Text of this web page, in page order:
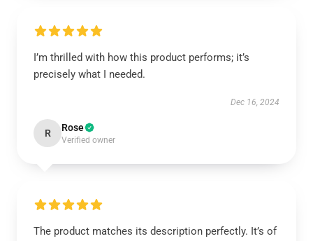
I’m thrilled with how this product performs; it’s
precisely what I needed.
Dec 16, 2024
R Rose
Verified owner
The product matches its description perfectly. It’s of